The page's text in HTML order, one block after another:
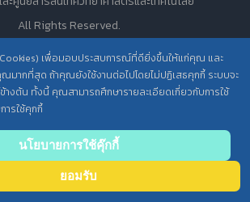
เพื่อมอบประสบการณ์ที่ดียิ่งขึ้นให้แก่คุณ และ
มากที่สุด ถ้าคุณยังใช้งานต่อไปโดยไม่ปฏิเสธคุกกี้ ระบบจะ
างต้น ทั้งนี้ คุณสามารถศึกษารายละเอียดเกี่ยวกับการใช้
ารใช้คุกกี้
นโยบายการใช้คุ๊กกี้
ยอมรับ
All Rights Reserved.
ยการคุ้มครองข้อมูลส่วนบุคคล วศ. /
ตัว (Privacy Notice) สำหรับการบริการสารสนเทศ
to top